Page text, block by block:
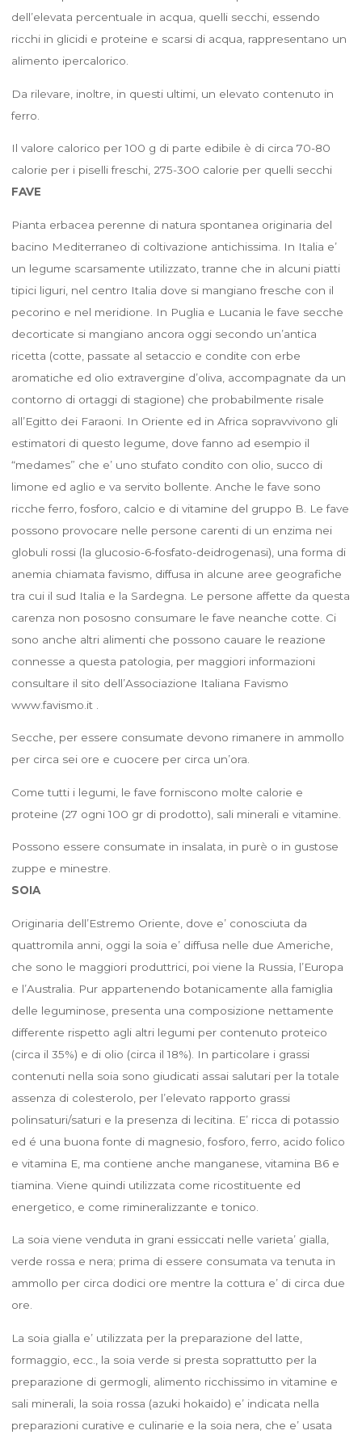
dell’elevata percentuale in acqua, quelli secchi, essendo
ricchi in glicidi e proteine e scarsi di acqua, rappresentano un
alimento ipercalorico.
Da rilevare, inoltre, in questi ultimi, un elevato contenuto in
ferro.
Il valore calorico per 100 g di parte edibile è di circa 70-80
calorie per i piselli freschi, 275-300 calorie per quelli secchi
FAVE
Pianta erbacea perenne di natura spontanea originaria del
bacino Mediterraneo di coltivazione antichissima. In Italia e’
un legume scarsamente utilizzato, tranne che in alcuni piatti
tipici liguri, nel centro Italia dove si mangiano fresche con il
pecorino e nel meridione. In Puglia e Lucania le fave secche
decorticate si mangiano ancora oggi secondo un’antica
ricetta (cotte, passate al setaccio e condite con erbe
aromatiche ed olio extravergine d’oliva, accompagnate da un
contorno di ortaggi di stagione) che probabilmente risale
all’Egitto dei Faraoni. In Oriente ed in Africa sopravvivono gli
estimatori di questo legume, dove fanno ad esempio il
“medames” che e’ uno stufato condito con olio, succo di
limone ed aglio e va servito bollente. Anche le fave sono
ricche ferro, fosforo, calcio e di vitamine del gruppo B. Le fave
possono provocare nelle persone carenti di un enzima nei
globuli rossi (la glucosio-6-fosfato-deidrogenasi), una forma di
anemia chiamata favismo, diffusa in alcune aree geografiche
tra cui il sud Italia e la Sardegna. Le persone affette da questa
carenza non pososno consumare le fave neanche cotte. Ci
sono anche altri alimenti che possono cauare le reazione
connesse a questa patologia, per maggiori informazioni
consultare il sito dell’Associazione Italiana Favismo
www.favismo.it .
Secche, per essere consumate devono rimanere in ammollo
per circa sei ore e cuocere per circa un’ora.
Come tutti i legumi, le fave forniscono molte calorie e
proteine (27 ogni 100 gr di prodotto), sali minerali e vitamine.
Possono essere consumate in insalata, in purè o in gustose
zuppe e minestre.
SOIA
Originaria dell’Estremo Oriente, dove e’ conosciuta da
quattromila anni, oggi la soia e’ diffusa nelle due Americhe,
che sono le maggiori produttrici, poi viene la Russia, l’Europa
e l’Australia. Pur appartenendo botanicamente alla famiglia
delle leguminose, presenta una composizione nettamente
differente rispetto agli altri legumi per contenuto proteico
(circa il 35%) e di olio (circa il 18%). In particolare i grassi
contenuti nella soia sono giudicati assai salutari per la totale
assenza di colesterolo, per l’elevato rapporto grassi
polinsaturi/saturi e la presenza di lecitina. E’ ricca di potassio
ed é una buona fonte di magnesio, fosforo, ferro, acido folico
e vitamina E, ma contiene anche manganese, vitamina B6 e
tiamina. Viene quindi utilizzata come ricostituente ed
energetico, e come rimineralizzante e tonico.
La soia viene venduta in grani essiccati nelle varieta’ gialla,
verde rossa e nera; prima di essere consumata va tenuta in
ammollo per circa dodici ore mentre la cottura e’ di circa due
ore.
La soia gialla e’ utilizzata per la preparazione del latte,
formaggio, ecc., la soia verde si presta soprattutto per la
preparazione di germogli, alimento ricchissimo in vitamine e
sali minerali, la soia rossa (azuki hokaido) e’ indicata nella
preparazioni curative e culinarie e la soia nera, che e’ usata